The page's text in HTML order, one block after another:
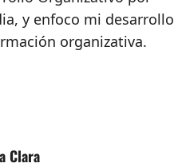
y enfoco mi desarrollo
organizativa.
Clara